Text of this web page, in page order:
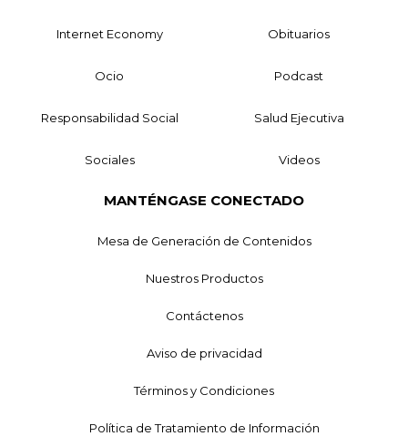
Internet Economy Obituarios
Ocio Podcast
Responsabilidad Social Salud Ejecutiva
Sociales Videos
MANTÉNGASE CONECTADO
Mesa de Generación de Contenidos
Nuestros Productos
Contáctenos
Aviso de privacidad
Términos y Condiciones
Política de Tratamiento de Información